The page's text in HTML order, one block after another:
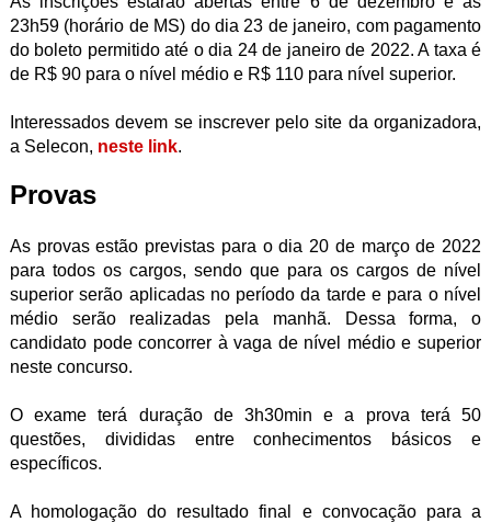
23h59 (horário de MS) do dia 23 de janeiro, com pagamento
do boleto permitido até o dia 24 de janeiro de 2022. A taxa é
de R$ 90 para o nível médio e R$ 110 para nível superior.
Interessados devem se inscrever pelo site da organizadora,
a Selecon, neste link.
Provas
As provas estão previstas para o dia 20 de março de 2022
para todos os cargos, sendo que para os cargos de nível
superior serão aplicadas no período da tarde e para o nível
médio serão realizadas pela manhã. Dessa forma, o
candidato pode concorrer à vaga de nível médio e superior
neste concurso.
O exame terá duração de 3h30min e a prova terá 50
questões, divididas entre conhecimentos básicos e
específicos.
A homologação do resultado final e convocação para a